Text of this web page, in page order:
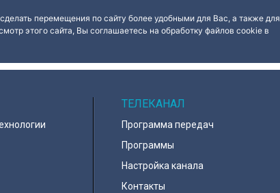
приятеля.
перемещения по сайту более удобными для Вас, а также
этого сайта, Вы соглашаетесь на обработку файлов cookie в
ТЕЛЕКАНАЛ
Программа передач
Программы
Настройка канала
Контакты